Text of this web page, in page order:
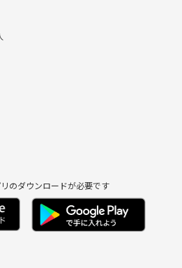
のダウンロードが必要です